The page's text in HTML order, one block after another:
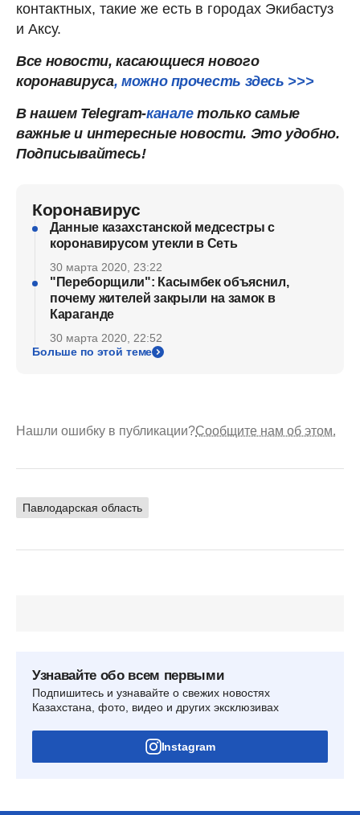
контактных, такие же есть в городах Экибастуз
и Аксу.
Все новости, касающиеся нового
коронавируса, можно прочесть здесь >>>
В нашем Telegram-каналетолько самые
важные и интересные новости. Это удобно.
Подписывайтесь!
Коронавирус
Данные казахстанской медсестры с
коронавирусом утекли в Сеть
30 марта 2020, 23:22
"Переборщили": Касымбек объяснил,
почему жителей закрыли на замок в
Караганде
30 марта 2020, 22:52
Больше по этой теме
Нашли ошибку в публикации?Сообщите нам об этом.
Павлодарская область
Узнавайте обо всем первыми
Подпишитесь и узнавайте о свежих новостях
Казахстана, фото, видео и других эксклюзивах
Instagram